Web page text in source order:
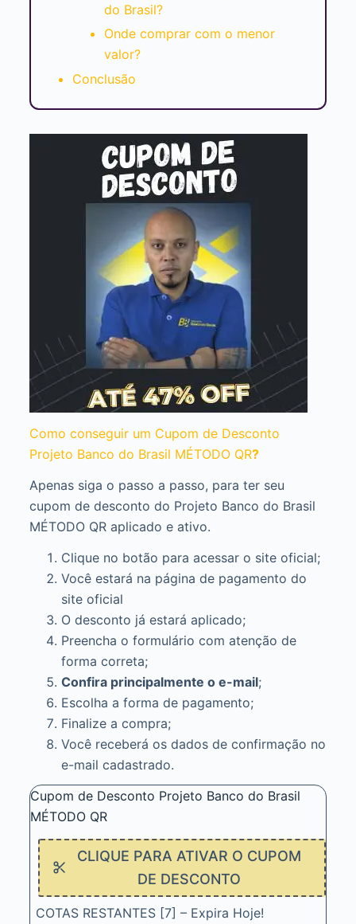
do Brasil?
Onde comprar com o menor
valor?
Conclusão
Como conseguir um Cupom de Desconto
Projeto Banco do Brasil MÉTODO QR?
Apenas siga o passo a passo, para ter seu
cupom de desconto do Projeto Banco do Brasil
MÉTODO QR aplicado e ativo.
Clique no botão para acessar o site oficial;
Você estará na página de pagamento do
site oficial
O desconto já estará aplicado;
Preencha o formulário com atenção de
forma correta;
Confira principalmente o e-mail;
Escolha a forma de pagamento;
Finalize a compra;
Você receberá os dados de confirmação no
e-mail cadastrado.
Cupom de Desconto Projeto Banco do Brasil
MÉTODO QR
CLIQUE PARA ATIVAR O CUPOM
DE DESCONTO
COTAS RESTANTES [7] – Expira Hoje!